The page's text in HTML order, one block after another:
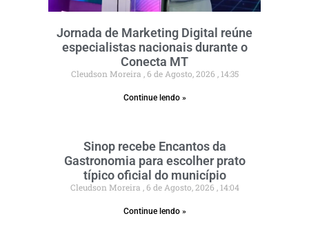
Jornada de Marketing Digital reúne
especialistas nacionais durante o
Conecta MT
Cleudson Moreira 6 de Agosto, 2026 14:35
Continue lendo »
Sinop recebe Encantos da
Gastronomia para escolher prato
típico oficial do município
Cleudson Moreira 6 de Agosto, 2026 14:04
Continue lendo »